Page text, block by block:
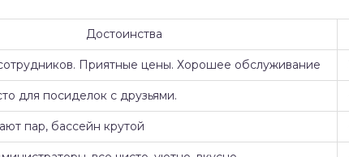
Достоинства
Приятные цены. Хорошее обслуживание
для посиделок с друзьями.
пар, бассейн крутой